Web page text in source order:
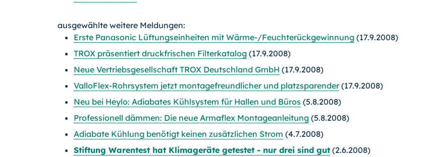
ausgewählte weitere Meldungen:
Erste Panasonic Lüftungseinheiten mit Wärme-/Feuchterückgewinnung (17.9.2008)
TROX präsentiert druckfrischen Filterkatalog (17.9.2008)
Neue Vertriebsgesellschaft TROX Deutschland GmbH (17.9.2008)
ValloFlex-Rohrsystem jetzt montagefreundlicher und platzsparender(17.9.2008)
Neu bei Heylo: Adiabates Kühlsystem für Hallen und Büros (5.8.2008)
Professionell dämmen: Die neue Armaflex Montageanleitung (5.8.2008)
Adiabate Kühlung benötigt keinen zusätzlichen Strom (4.7.2008)
Stiftung Warentest hat Klimageräte getestet - nur drei sind gut (2.6.2008)